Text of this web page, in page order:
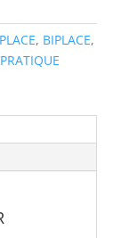
, BIPLACE,
PRATIQUE